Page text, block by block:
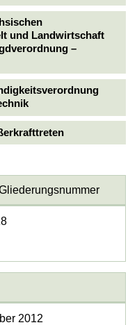
und Landwirtschaft
–
2012